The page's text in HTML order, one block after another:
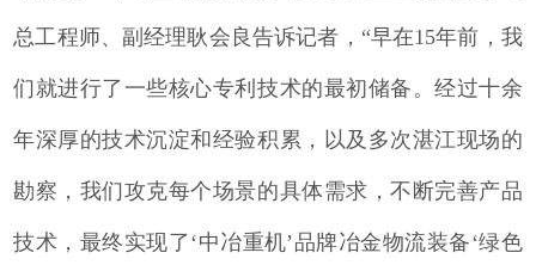
总工程师、副经理耿会良告诉记者，“早在15年前，我
们就进行了一些核心专利技术的最初储备。经过十余
年深厚的技术沉淀和经验积累，以及多次湛江现场的
勘察，我们攻克每个场景的具体需求，不断完善产品
技术，最终实现了‘中冶重机’品牌冶金物流装备‘绿色